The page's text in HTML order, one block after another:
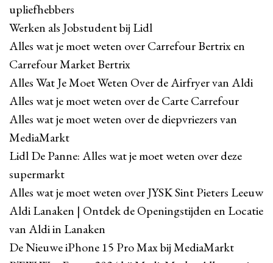
upliefhebbers
Werken als Jobstudent bij Lidl
Alles wat je moet weten over Carrefour Bertrix en
Carrefour Market Bertrix
Alles Wat Je Moet Weten Over de Airfryer van Aldi
Alles wat je moet weten over de Carte Carrefour
Alles wat je moet weten over de diepvriezers van
MediaMarkt
Lidl De Panne: Alles wat je moet weten over deze
supermarkt
Alles wat je moet weten over JYSK Sint Pieters Leeuw
Aldi Lanaken | Ontdek de Openingstijden en Locatie
van Aldi in Lanaken
De Nieuwe iPhone 15 Pro Max bij MediaMarkt